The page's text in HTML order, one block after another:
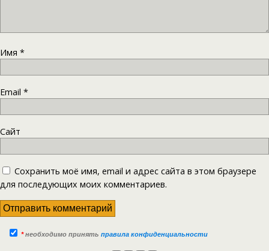
Имя *
Email *
Сайт
Сохранить моё имя, email и адрес сайта в этом браузере
для последующих моих комментариев.
*необходимо принять правила конфиденциальности